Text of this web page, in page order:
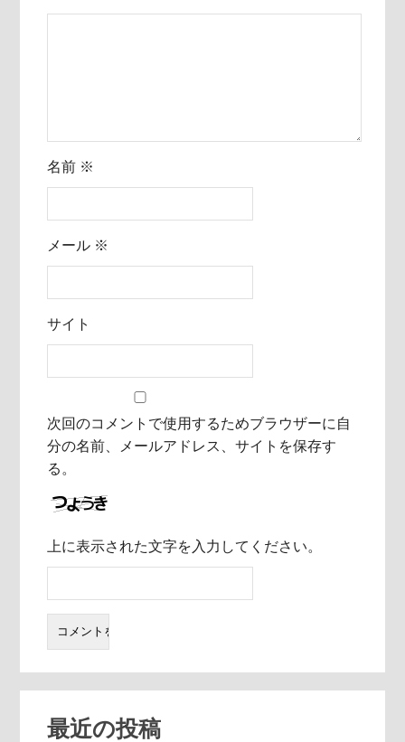
名前 ※
メール ※
サイト
次回のコメントで使用するためブラウザーに自
分の名前、メールアドレス、サイトを保存す
る。
上に表示された文字を入力してください。
最近の投稿